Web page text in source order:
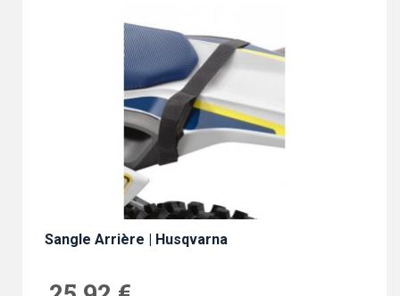
Sangle Arrière | Husqvarna